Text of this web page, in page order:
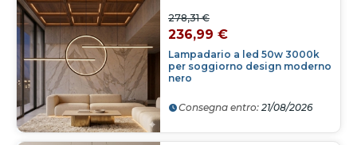
Lampadario a led 50w 3000k
per soggiorno design moderno
nero
278,31 €
236,99 €
Consegna entro: 21/08/2026